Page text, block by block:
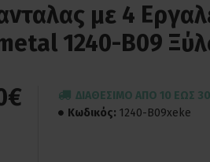
με 4
1240-B09
ΔΙΑΘΈΣΙΜΟ ΑΠΌ 10 ΈΩΣ
Κωδικός: 1240-B09xeke